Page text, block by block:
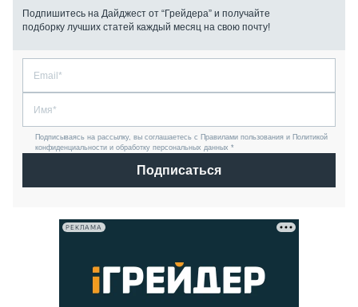
Подпишитесь на Дайджест от “Грейдера” и получайте
подборку лучших статей каждый месяц на свою почту!
Подписываясь на рассылку, вы соглашаетесь с Правилами пользования и Политикой
конфиденциальности и обработку персональных данных *
Подписаться
РЕКЛАМА